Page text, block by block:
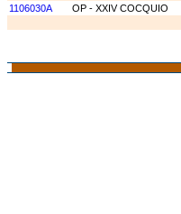
1106030A
OP - XXIV COCQUIO